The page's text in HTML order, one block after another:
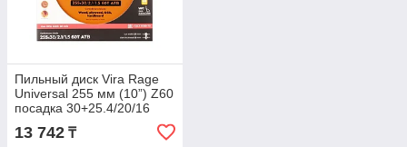
Пильный диск Vira Rage
Universal 255 мм (10”) Z60
посадка 30+25.4/20/16
13 742 ₸